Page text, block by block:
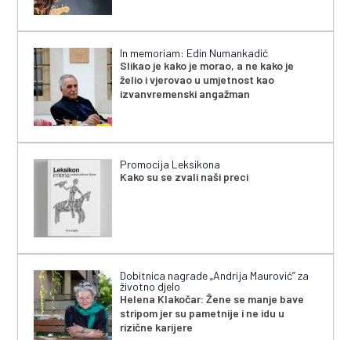
In memoriam: Edin Numankadić
Slikao je kako je morao, a ne kako je
želio i vjerovao u umjetnost kao
izvanvremenski angažman
Promocija Leksikona
Kako su se zvali naši preci
Dobitnica nagrade „Andrija Maurović” za
životno djelo
Helena Klakočar: Žene se manje bave
stripom jer su pametnije i ne idu u
rizične karijere